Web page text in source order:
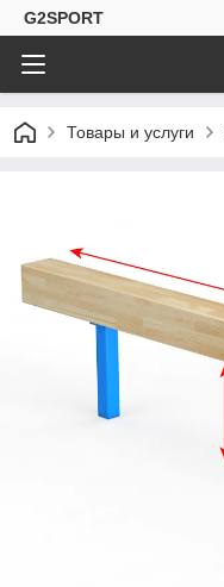
G2SPORT
Товары и услуги